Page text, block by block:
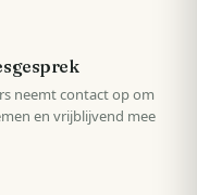
neemt contact op om
en vrijblijvend mee